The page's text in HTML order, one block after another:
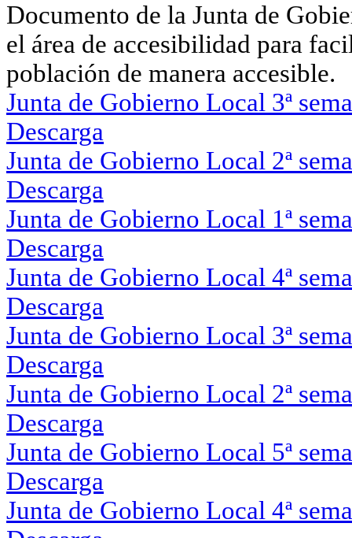
Documento de la Junta de
el área de accesibilidad para
población de manera accesible.
Junta de Gobierno Local 3ª
Descarga
Junta de Gobierno Local 2ª
Descarga
Junta de Gobierno Local 1ª
Descarga
Junta de Gobierno Local 4ª
Descarga
Junta de Gobierno Local 3ª
Descarga
Junta de Gobierno Local 2ª
Descarga
Junta de Gobierno Local 5ª
Descarga
Junta de Gobierno Local 4ª